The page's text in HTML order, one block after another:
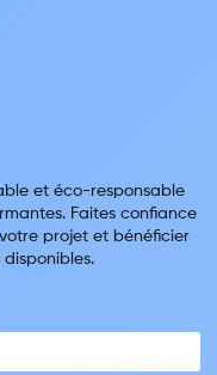
et éco-responsable
Faites confiance
projet et bénéficier
disponibles.